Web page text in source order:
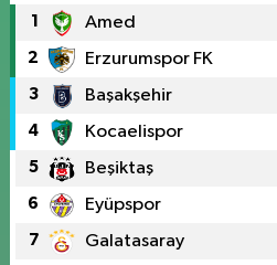
1 Amed
2 Erzurumspor FK
3 Başakşehir
4 Kocaelispor
5 Beşiktaş
6 Eyüpspor
7 Galatasaray